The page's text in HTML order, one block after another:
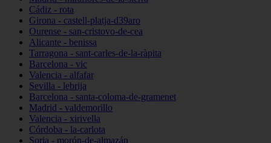
Cádiz - rota
Girona - castell-platja-d39aro
Ourense - san-cristovo-de-cea
Alicante - benissa
Tarragona - sant-carles-de-la-ràpita
Barcelona - vic
Valencia - alfafar
Sevilla - lebrija
Barcelona - santa-coloma-de-gramenet
Madrid - valdemorillo
Valencia - xirivella
Córdoba - la-carlota
Soria - morón-de-almazán